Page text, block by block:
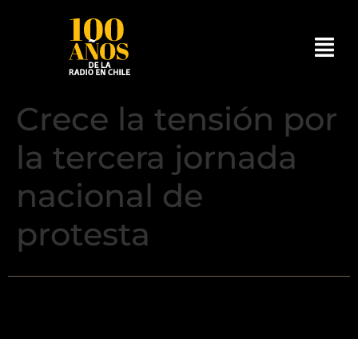
Crece la tensión por
la tercera jornada
nacional de
protesta